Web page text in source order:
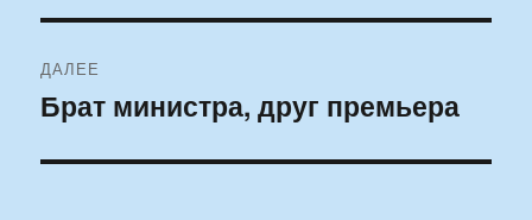
ДАЛЕЕ
Следующая
Брат министра, друг премьера